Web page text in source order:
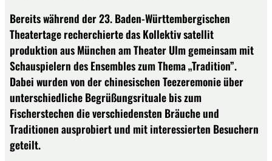
Bereits während der 23. Baden-Württembergischen
Theatertage recherchierte das Kollektiv satellit
produktion aus München am Theater Ulm gemeinsam mit
Schauspielern des Ensembles zum Thema „Tradition”.
Dabei wurden von der chinesischen Teezeremonie über
unterschiedliche Begrüßungsrituale bis zum
Fischerstechen die verschiedensten Bräuche und
Traditionen ausprobiert und mit interessierten Besuchern
geteilt.